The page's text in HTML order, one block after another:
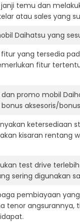
temu dan
atau sales yang
Daihatsu yang
fitur yang tersedia
fitur
promo mobil
aksesoris/
ketersediaan
kisaran rentang
test drive
sering digunakan
pembiayaan
tenor